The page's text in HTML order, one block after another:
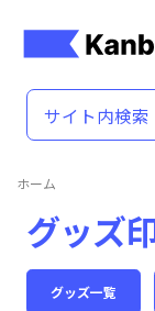
ホーム
グッズ
グッズ一覧